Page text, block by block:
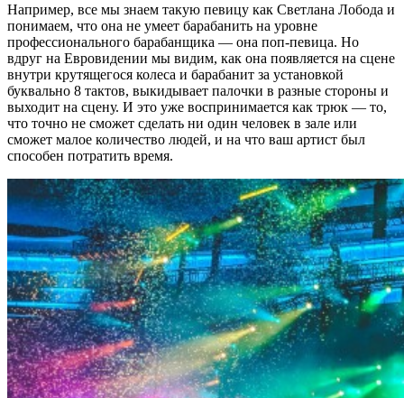
Например, все мы знаем такую певицу как Светлана Лобода и
понимаем, что она не умеет барабанить на уровне
профессионального барабанщика — она поп-певица. Но
вдруг на Евровидении мы видим, как она появляется на сцене
внутри крутящегося колеса и барабанит за установкой
буквально 8 тактов, выкидывает палочки в разные стороны и
выходит на сцену. И это уже воспринимается как трюк — то,
что точно не сможет сделать ни один человек в зале или
сможет малое количество людей, и на что ваш артист был
способен потратить время.